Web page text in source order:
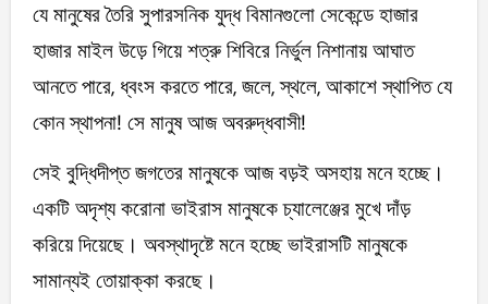
যে মানুষের তৈরি সুপারসনিক যুদ্ধ বিমানগুলো সেকেন্ডে হাজার
হাজার মাইল উড়ে গিয়ে শত্রু শিবিরে নির্ভুল নিশানায় আঘাত
আনতে পারে, ধ্বংস করতে পারে, জলে, স্থলে, আকাশে স্থাপিত যে
কোন স্থাপনা! সে মানুষ আজ অবরুদ্ধবাসী!
সেই বুদ্ধিদীপ্ত জগতের মানুষকে আজ বড়ই অসহায় মনে হচ্ছে।
একটি অদৃশ্য করোনা ভাইরাস মানুষকে চ্যালেঞ্জের মুখে দাঁড়
করিয়ে দিয়েছে। অবস্থাদৃষ্টে মনে হচ্ছে ভাইরাসটি মানুষকে
সামান্যই তোয়াক্কা করছে।